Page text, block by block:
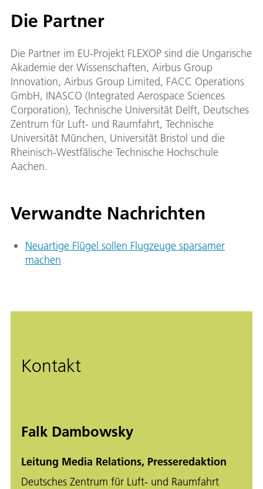
Die Partner
Die Partner im EU-Projekt FLEXOP sind die Ungarische
Akademie der Wissenschaften, Airbus Group
Innovation, Airbus Group Limited, FACC Operations
GmbH, INASCO (Integrated Aerospace Sciences
Corporation), Technische Universität Delft, Deutsches
Zentrum für Luft- und Raumfahrt, Technische
Universität München, Universität Bristol und die
Rheinisch-Westfälische Technische Hochschule
Aachen.
Verwandte Nachrichten
Neuartige Flügel sollen Flugzeuge sparsamer
machen
Kontakt
Falk Dambowsky
Leitung Media Relations, Presseredaktion
Deutsches Zentrum für Luft- und Raumfahrt